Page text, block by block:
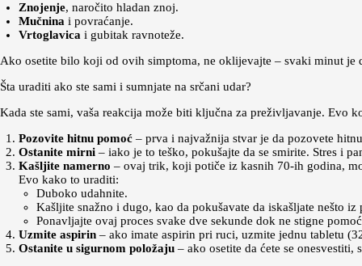
Znojenje, naročito hladan znoj.
Mučnina i povraćanje.
Vrtoglavica i gubitak ravnoteže.
Ako osetite bilo koji od ovih simptoma, ne oklijevajte – svaki minut je
Šta uraditi ako ste sami i sumnjate na srčani udar?
Kada ste sami, vaša reakcija može biti ključna za preživljavanje. Evo
Pozovite hitnu pomoć– prva i najvažnija stvar je da pozovete
Ostanite mirni– iako je to teško, pokušajte da se smirite. Stres i
Kašljite namerno – ovaj trik, koji potiče iz kasnih 70-ih godina,
Evo kako to uraditi:
Duboko udahnite.
Kašljite snažno i dugo, kao da pokušavate da iskašljate nešto iz
Ponavljajte ovaj proces svake dve sekunde dok ne stigne
Uzmite aspirin– ako imate aspirin pri ruci, uzmite jednu tabletu
Ostanite u sigurnom položaju– ako osetite da ćete se